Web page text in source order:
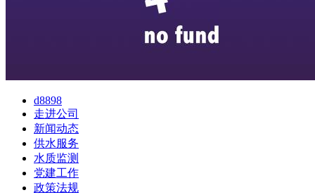
d8898
走进公司
新闻动态
供水服务
水质监测
党建工作
政策法规